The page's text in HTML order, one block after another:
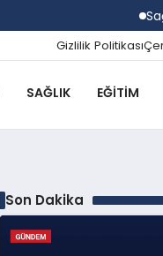
Sağlık
Gizlilik Politikası
SAĞLIK EĞITIM
Son Dakika